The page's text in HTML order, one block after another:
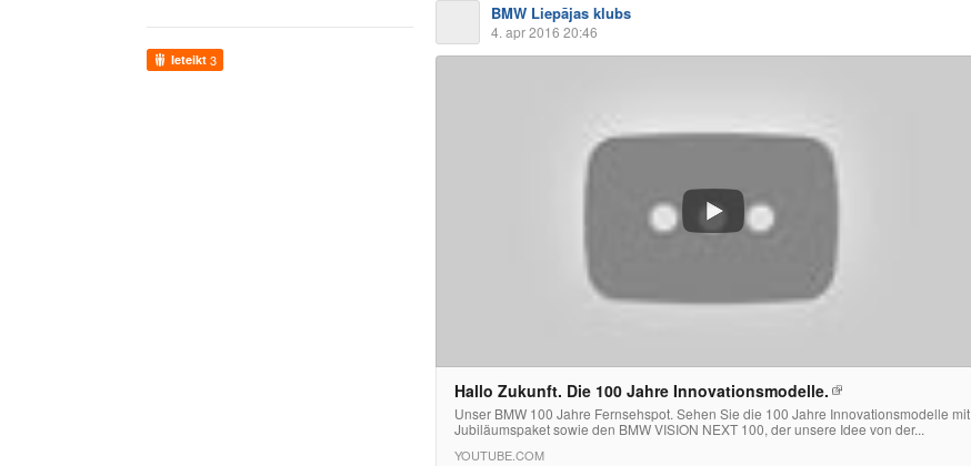
Ieteikt 3
BMW Liepājas klubs
4. apr 2016 20:46
Hallo Zukunft. Die 100 Jahre Innovationsmodelle.
Unser BMW 100 Jahre Fernsehspot. Sehen Sie die 100 Jahre Innovationsmodelle mit
Jubiläumspaket sowie den BMW VISION NEXT 100, der unsere Idee von der...
YOUTUBE.COM